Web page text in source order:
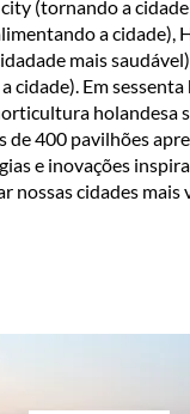
(tornando a
a cidade),
mais
cidade). Em
holandesa
de 400 pavilhões
e inovações
nossas cidades mais